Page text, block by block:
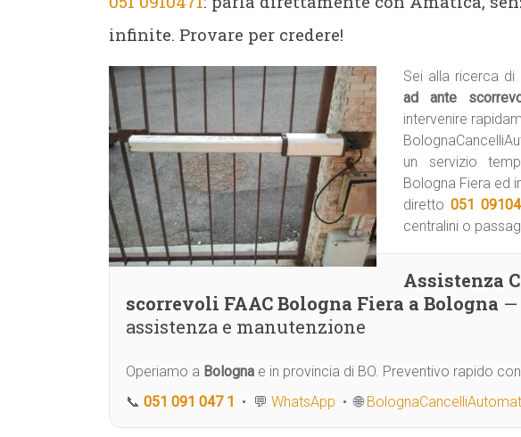
infinite. Provare per credere!
Sei alla ricerca
ad ante
intervenire
un servizio
Bologna Fiera ed
diretto 051
centralini o
Assistenza
scorrevoli FAAC Bologna Fiera a Bologna —
assistenza e manutenzione
Operiamo a Bologna e in provincia di BO. Preventivo rapido
📞 051 091 047 1 • 💬 WhatsApp • 🌐